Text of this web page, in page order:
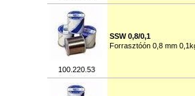
100.220.53
SSW 0,8/0,1
Forrasztóón 0,8 mm